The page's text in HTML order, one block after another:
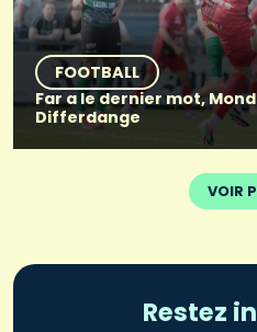
FOOTBALL
Far a le dernier mot,
Differdange
VOIR
Restez